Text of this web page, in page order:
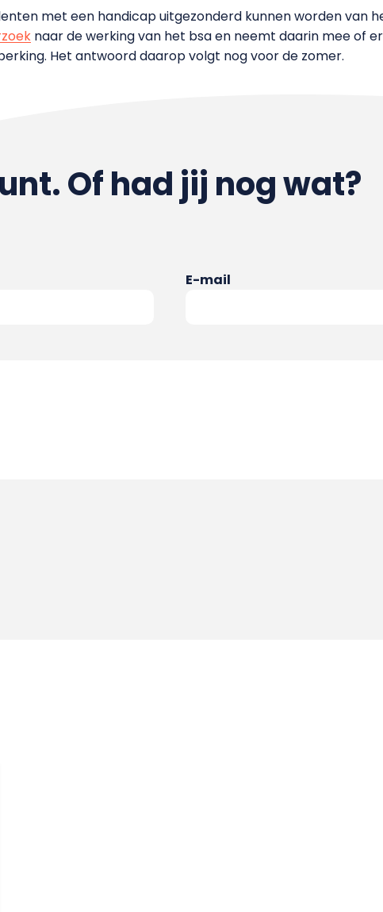
met een handicap uitgezonderd kunnen worden van
naar de werking van het bsa en neemt daarin mee of
Het antwoord daarop volgt nog voor de zomer.
Of had jij nog wat?
E-mail